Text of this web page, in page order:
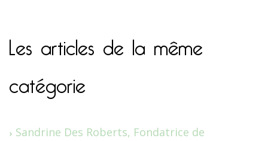
Les articles de la même
catégorie
Sandrine Des Roberts, Fondatrice de